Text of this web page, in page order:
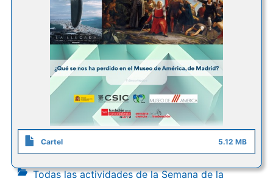
Cartel 5.12 MB
Todas las actividades de la Semana de la